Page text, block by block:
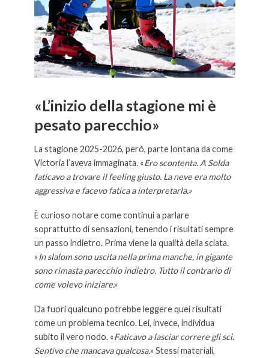
«L’inizio della stagione mi è
pesato parecchio»
La stagione 2025-2026, però, parte lontana da come
Victoria l’aveva immaginata. «Ero scontenta. A Solda
faticavo a trovare il feeling giusto. La neve era molto
aggressiva e facevo fatica a interpretarla.»
È curioso notare come continui a parlare
soprattutto di sensazioni, tenendo i risultati sempre
un passo indietro. Prima viene la qualità della sciata.
«In slalom sono uscita nella prima manche, in gigante
sono rimasta parecchio indietro. Tutto il contrario di
come volevo iniziare.»
Da fuori qualcuno potrebbe leggere quei risultati
come un problema tecnico. Lei, invece, individua
subito il vero nodo. «Faticavo a lasciar correre gli sci.
Sentivo che mancava qualcosa.» Stessi materiali,